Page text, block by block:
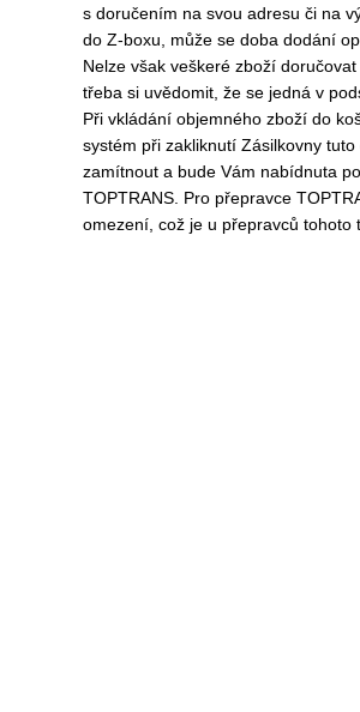
s doručením na svou adresu či na
do Z-boxu, může se doba dodání
Nelze však veškeré zboží
třeba si uvědomit, že se jedná v
Při vkládání objemného zboží do
systém při zakliknutí Zásilkovny tuto
zamítnout a bude Vám nabídnuta
TOPTRANS. Pro přepravce
omezení, což je u přepravců tohoto